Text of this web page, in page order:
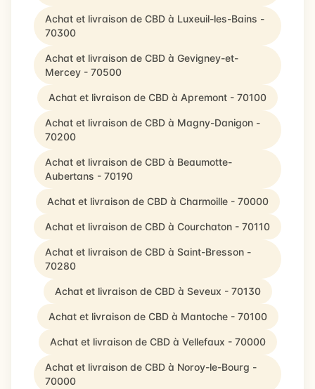
Achat et livraison de CBD à Luxeuil-les-Bains -
70300
Achat et livraison de CBD à Gevigney-et-
Mercey - 70500
Achat et livraison de CBD à Apremont - 70100
Achat et livraison de CBD à Magny-Danigon -
70200
Achat et livraison de CBD à Beaumotte-
Aubertans - 70190
Achat et livraison de CBD à Charmoille - 70000
Achat et livraison de CBD à Courchaton - 70110
Achat et livraison de CBD à Saint-Bresson -
70280
Achat et livraison de CBD à Seveux - 70130
Achat et livraison de CBD à Mantoche - 70100
Achat et livraison de CBD à Vellefaux - 70000
Achat et livraison de CBD à Noroy-le-Bourg -
70000